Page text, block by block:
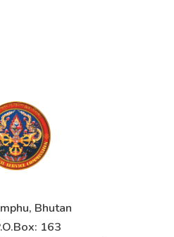
Bhutan
163